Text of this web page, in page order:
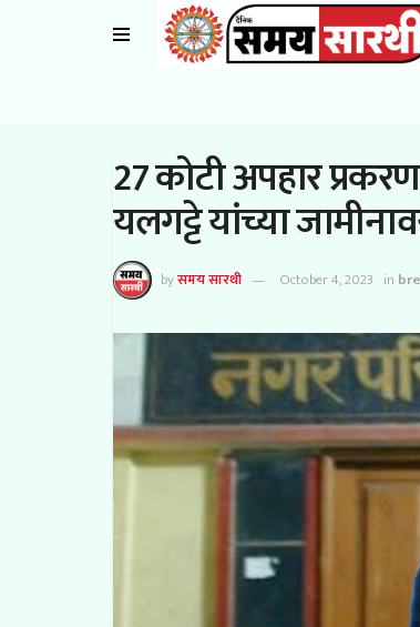
27 कोटी अपहार
यलगट्टे यांच्या
byसमय सारथी October 4, 2023 in